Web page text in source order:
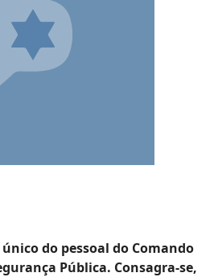
do pessoal do Comando
Pública. Consagra-se,